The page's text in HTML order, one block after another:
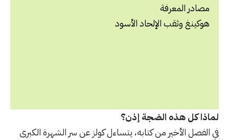
مصادر المعرفة
هوكينغ وثقب الإلحاد الأسود
لماذا كل هذه الضجة إذن؟
في الفصل الأخير من كتابه، يتساءل كولز عن سر الشهرة الكبرى